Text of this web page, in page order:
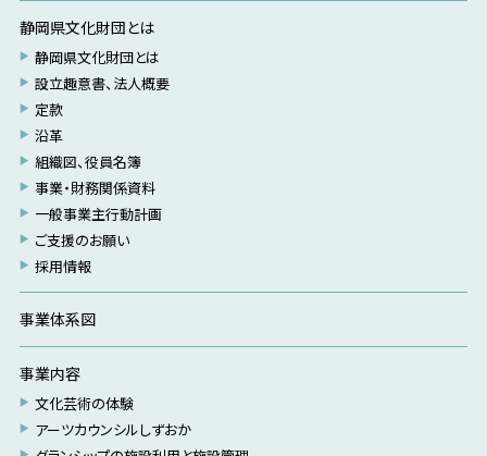
静岡県文化財団とは
静岡県文化財団とは
設立趣意書、法人概要
定款
沿革
組織図、役員名簿
事業・財務関係資料
一般事業主行動計画
ご支援のお願い
採用情報
事業体系図
事業内容
文化芸術の体験
アーツカウンシルしずおか